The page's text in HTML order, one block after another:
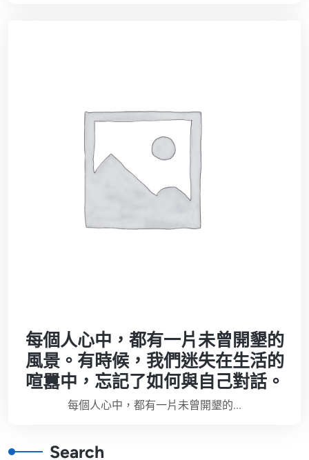
每個人心中，都有一片未曾開墾的
風景。有時候，我們迷失在生活的
喧囂中，忘記了如何與自己對話。
每個人心中，都有一片未曾開墾的...
Search